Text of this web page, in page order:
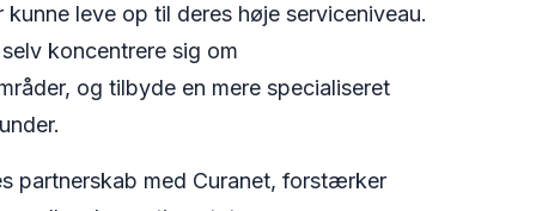
kunne leve op til deres høje serviceniveau.
koncentrere sig om
og tilbyde en mere specialiseret
partnerskab med Curanet, forstærker